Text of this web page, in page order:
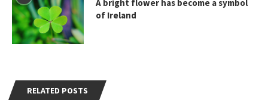
RELATED POSTS
A bright flower has become a symbol
of Ireland